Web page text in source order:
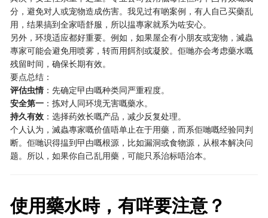
分，避免对人或宠物造成伤害。我见过有啲案例，有人自己买藥乱
用，结果搞到全家唔舒服，所以揾專家就系为咗安心。
另外，环境适应都好重要。例如，如果屋企有小朋友或宠物，滅蟲
專家可能会避免用喷雾，转而用餌剂或凝胶。佢哋亦会考虑藥水嘅
残留时间，确保长期有效。
要点总结：
评估虫情：先确定曱甴嘅种类同严重程度。
安全第一 ：拣对人同环境无害嘅藥水。
持久有效 ：选择药效长嘅产品，减少反复处理。
个人认为，滅蟲專家嘅价值唔单止在于用藥，而系佢哋嘅经验同判
断。佢哋识得揾到曱甴嘅根源，比如漏洞或食物源，从根本解决问
题。所以，如果你自己乱用藥，可能只系治标唔治本。
使用藥水時，有咩要注意？